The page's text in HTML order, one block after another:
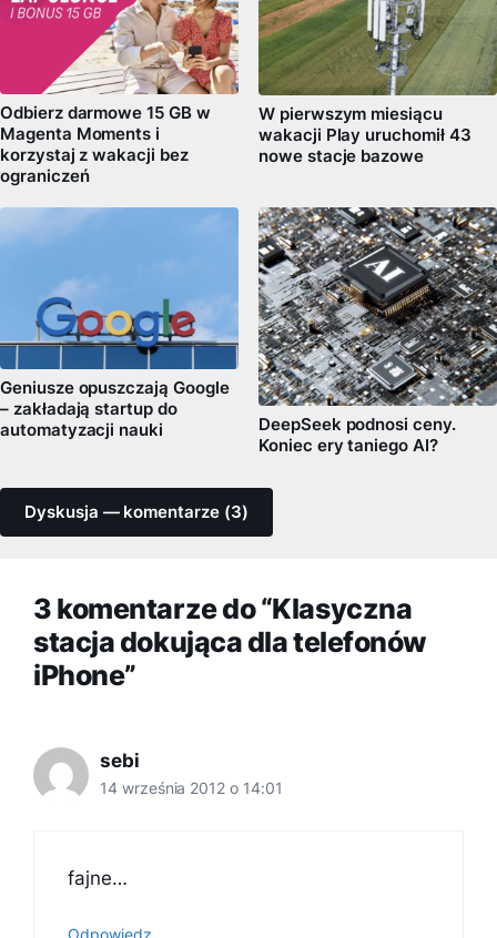
Odbierz darmowe 15 GB w
Magenta Moments i
korzystaj z wakacji bez
ograniczeń
W pierwszym miesiącu
wakacji Play uruchomił 43
nowe stacje bazowe
Geniusze opuszczają Google
– zakładają startup do
automatyzacji nauki
DeepSeek podnosi ceny.
Koniec ery taniego AI?
Dyskusja — komentarze (3)
3 komentarze do “Klasyczna
stacja dokująca dla telefonów
iPhone”
sebi
14 września 2012 o 14:01
fajne…